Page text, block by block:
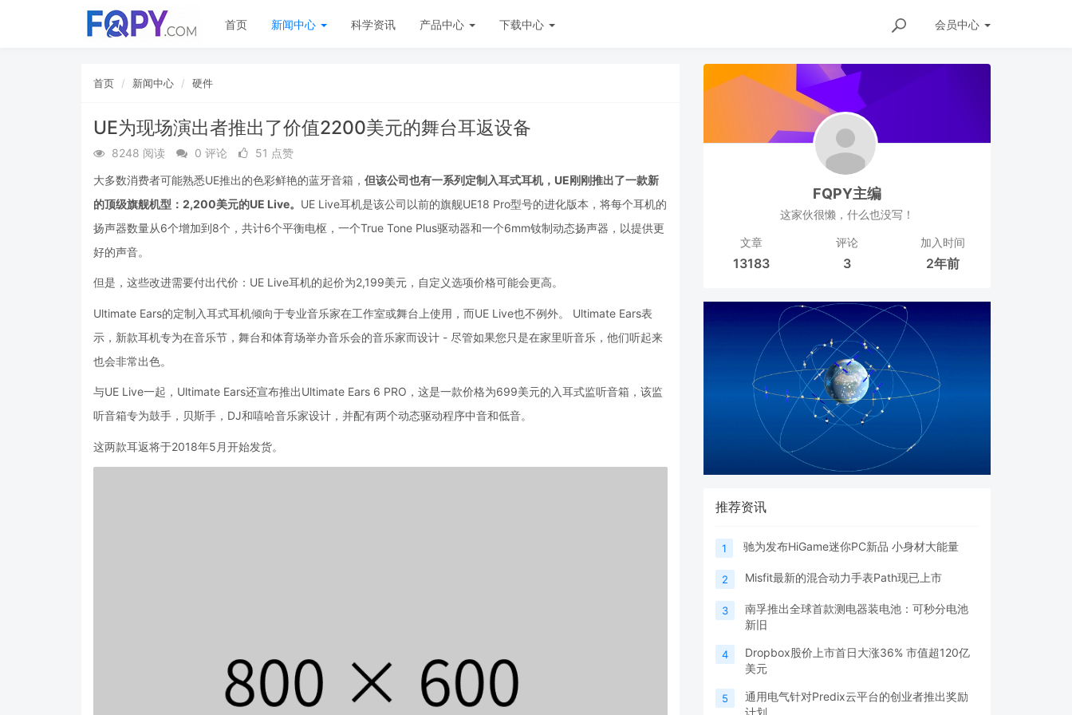
会员中心
首页 新闻中心 科学资讯 产品中心 下载中心
首页 新闻中心 硬件
UE为现场演出者推出了价值2200美元的舞台耳返设备
8248 阅读 0 评论
51 点赞
大多数消费者可能熟悉UE推出的色彩鲜艳的蓝牙音箱， 但该公司也有一系列定制入耳式耳机，UE刚刚推出了一款新
的顶级旗舰机型：2,200美元的UE Live。 UE Live耳机是该公司以前的旗舰UE18 Pro型号的进化版本，将每个耳机的
扬声器数量从6个增加到8个，共计6个平衡电枢，一个True Tone Plus驱动器和一个6mm钕制动态扬声器，以提供更
好的声音。
但是，这些改进需要付出代价：UE Live耳机的起价为2,199美元，自定义选项价格可能会更高。
Ultimate Ears的定制入耳式耳机倾向于专业音乐家在工作室或舞台上使用，而UE Live也不例外。 Ultimate Ears表
示，新款耳机专为在音乐节，舞台和体育场举办音乐会的音乐家而设计 - 尽管如果您只是在家里听音乐，他们听起来
也会非常出色。
与UE Live一起，Ultimate Ears还宣布推出Ultimate Ears 6 PRO，这是一款价格为699美元的入耳式监听音箱，该监
听音箱专为鼓手，贝斯手，DJ和嘻哈音乐家设计，并配有两个动态驱动程序中音和低音。
这两款耳返将于2018年5月开始发货。
FQPY主编
这家伙很懒，什么也没写！
文章
13183
评论
3
加入时间
2年前
推荐资讯
1 驰为发布HiGame迷你PC新品 小身材大能量
2 Misfit最新的混合动力手表Path现已上市
3
南孚推出全球首款测电器装电池：可秒分电池
新旧
4
Dropbox股价上市首日大涨36% 市值超120亿
美元
5
通用电气针对Predix云平台的创业者推出奖励